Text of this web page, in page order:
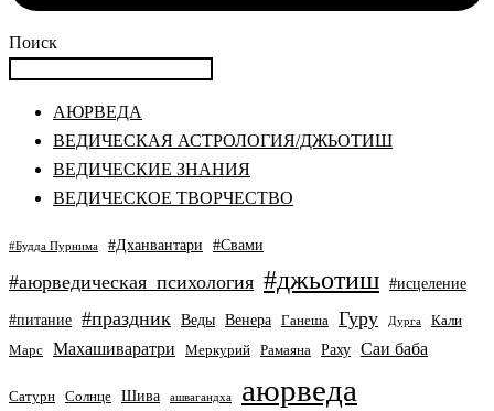
Поиск
АЮРВЕДА
ВЕДИЧЕСКАЯ АСТРОЛОГИЯ/ДЖЬОТИШ
ВЕДИЧЕСКИЕ ЗНАНИЯ
ВЕДИЧЕСКОЕ ТВОРЧЕСТВО
#Будда Пурнима #Дханвантари #Свами
#аюрведическая_психология #джьотиш #исцеление
#питание #праздник Веды Венера Ганеша Гуру Дурга
Кали
Марс
Махашиваратри Меркурий Рамаяна Раху Саи баба
Сатурн Солнце Шива ашвагандха аюрведа